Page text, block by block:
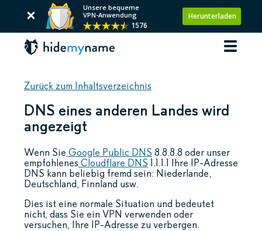
Unsere bequeme
VPN-Anwendung
1576
Herunterladen
Zurück zum Inhaltsverzeichnis
DNS eines anderen Landes wird
angezeigt
Wenn Sie Google Public DNS 8.8.8.8 oder unser
empfohlenes Cloudflare DNS 1.1.1.1 Ihre IP-Adresse
DNS kann beliebig fremd sein: Niederlande,
Deutschland, Finnland usw.
Dies ist eine normale Situation und bedeutet
nicht, dass Sie ein VPN verwenden oder
versuchen, Ihre IP-Adresse zu verbergen.